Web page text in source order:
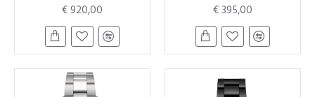
€ 920,00 € 395,00